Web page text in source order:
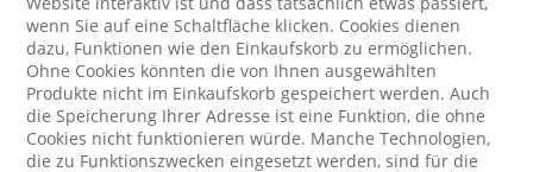
wenn Sie auf eine Schaltfläche klicken. Cookies dienen
dazu, Funktionen wie den Einkaufskorb zu ermöglichen.
Ohne Cookies könnten die von Ihnen ausgewählten
Produkte nicht im Einkaufskorb gespeichert werden. Auch
die Speicherung Ihrer Adresse ist eine Funktion, die ohne
Cookies nicht funktionieren würde. Manche Technologien,
die zu Funktionszwecken eingesetzt werden, sind für die